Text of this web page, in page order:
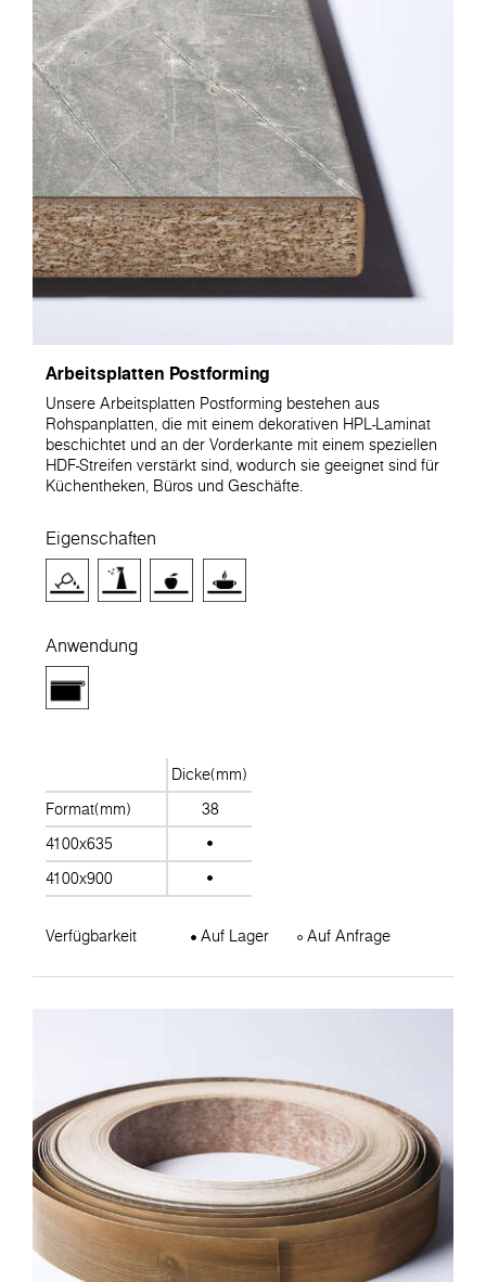
Arbeitsplatten Postforming
Unsere Arbeitsplatten Postforming bestehen aus
Rohspanplatten, die mit einem dekorativen HPL-Laminat
beschichtet und an der Vorderkante mit einem speziellen
HDF-Streifen verstärkt sind, wodurch sie geeignet sind für
Küchentheken, Büros und Geschäfte.
Eigenschaften
Anwendung
Dicke(mm)
Format(mm)
38
4100x635
4100x900
Verfügbarkeit Auf Lager Auf Anfrage